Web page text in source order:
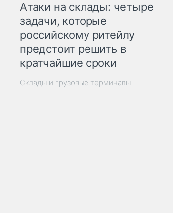
Атаки на склады: четыре
задачи, которые
российскому ритейлу
предстоит решить в
кратчайшие сроки
Склады и грузовые терминалы